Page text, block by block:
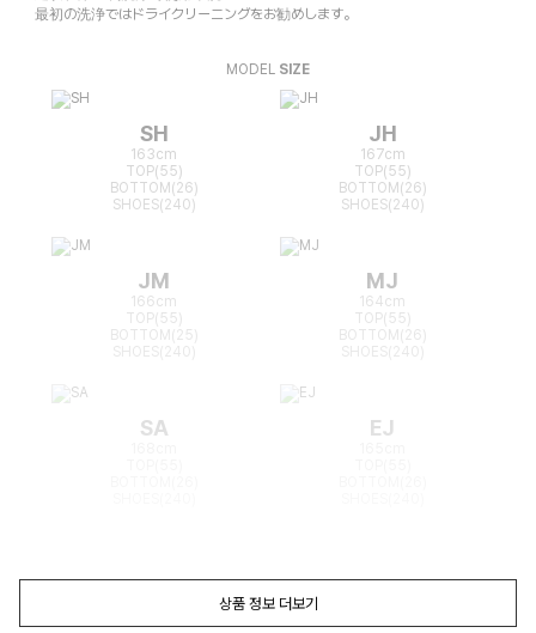
最初の洗浄ではドライクリーニングをお勧めします。
MODEL SIZE
SH
163cm
TOP(55)
BOTTOM(26)
SHOES(240)
JH
167cm
TOP(55)
BOTTOM(26)
SHOES(240)
JM
166cm
TOP(55)
BOTTOM(25)
MJ
164cm
TOP(55)
BOTTOM(26)
SA EJ
상품 정보 더보기